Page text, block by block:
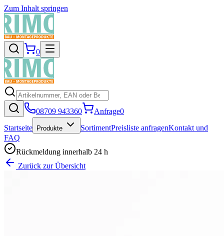
Zum Inhalt springen
0
08709 943360 Anfrage0
Startseite
Produkte SortimentPreisliste anfragenKontakt und
FAQ
Rückmeldung innerhalb 24 h
Zurück zur Übersicht